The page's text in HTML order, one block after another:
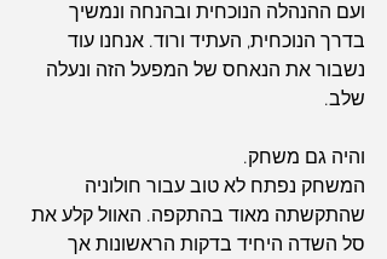
ועם ההנהלה הנוכחית ובהנחה ונמשיך
בדרך הנוכחית, העתיד ורוד. אנחנו עוד
נשבור את הנאחס של המפעל הזה ונעלה
שלב.
והיה גם משחק.
המשחק נפתח לא טוב עבור חולוניה
שהתקשתה מאוד בהתקפה. האוול קלע את
סל השדה היחיד בדקות הראשונות אך